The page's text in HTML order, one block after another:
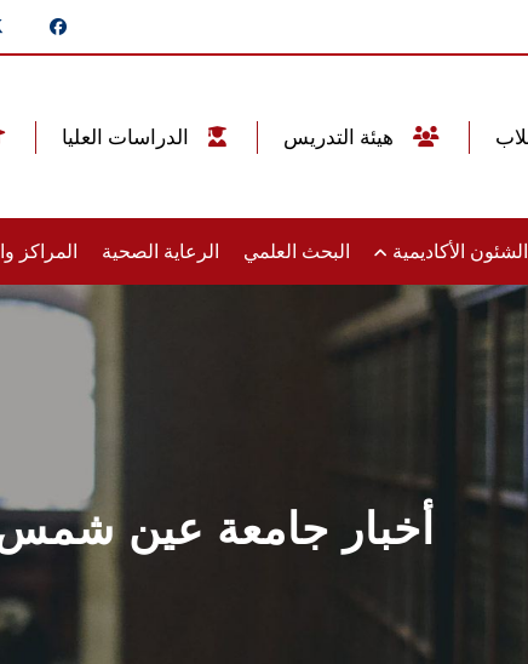
الشئون الأكاديمية البحث العلمي الرعاية الصحية المراكز
أخبار جامعة عين